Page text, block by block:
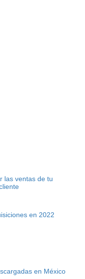
las ventas de tu
en 2022
en México